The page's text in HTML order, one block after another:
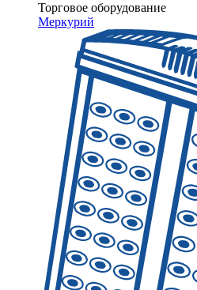
Торговое оборудование
Меркурий